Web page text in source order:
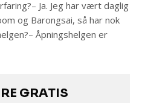
Ja. Jeg har vært daglig
og Barongsai, så har nok
Åpningshelgen er
GRATIS